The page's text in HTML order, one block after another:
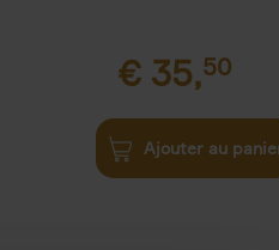
€ 35,50
Ajouter au